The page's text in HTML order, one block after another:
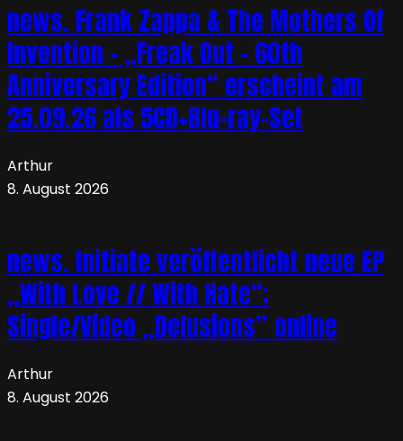
news. Frank Zappa & The Mothers Of
Invention – „Freak Out – 60th
Anniversary Edition“ erscheint am
25.09.26 als 5CD+Blu-ray-Set
Arthur
8. August 2026
news. Initiate veröffentlicht neue EP
„With Love // With Hate“;
Single/Video „Delusions” online
Arthur
8. August 2026